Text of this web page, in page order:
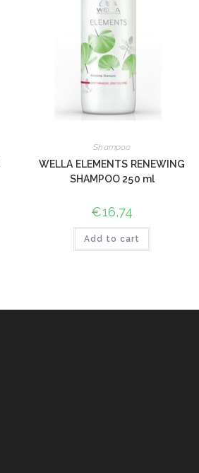
Shampoo
WELLA ELEMENTS RENEWING
SHAMPOO 250 ml
€16,74
Add to cart